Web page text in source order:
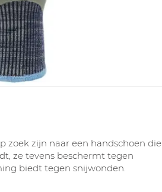
zoek zijn naar een handschoen die
ze tevens beschermt tegen
biedt tegen snijwonden.